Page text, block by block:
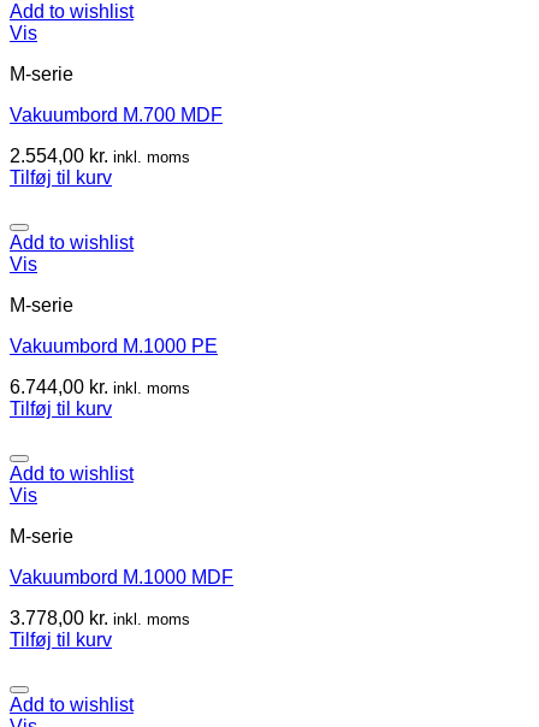
Add to wishlist
Vis
M-serie
Vakuumbord M.700 MDF
2.554,00 kr. inkl. moms
Tilføj til kurv
Add to wishlist
Vis
M-serie
Vakuumbord M.1000 PE
6.744,00 kr. inkl. moms
Tilføj til kurv
Add to wishlist
Vis
M-serie
Vakuumbord M.1000 MDF
3.778,00 kr. inkl. moms
Tilføj til kurv
Add to wishlist